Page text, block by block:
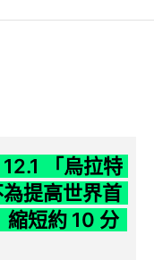
「烏拉特
提高世界首
縮短約 10 分